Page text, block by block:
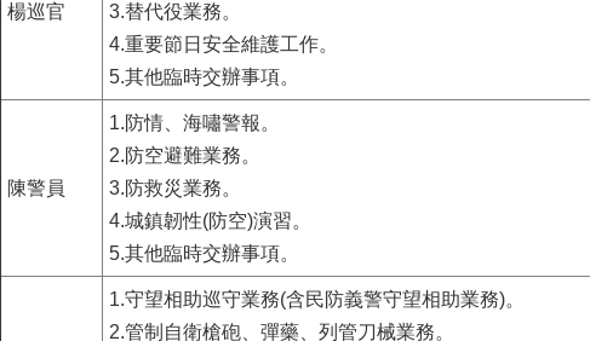
楊巡官
3.替代役業務。
4.重要節日安全維護工作。
5.其他臨時交辦事項。
陳警員
1.防情、海嘯警報。
2.防空避難業務。
3.防救災業務。
4.城鎮韌性(防空)演習。
5.其他臨時交辦事項。
1.守望相助巡守業務(含民防義警守望相助業務)。
2.管制自衛槍砲、彈藥、列管刀械業務。